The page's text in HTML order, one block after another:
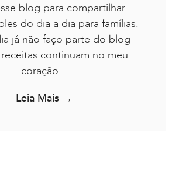
blog para compartilhar
do dia a dia para famílias.
já não faço parte do blog
continuam no meu
coração.
Leia Mais →